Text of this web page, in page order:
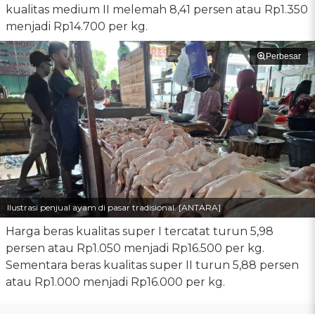
kualitas medium II melemah 8,41 persen atau Rp1.350
menjadi Rp14.700 per kg.
Perbesar
Ilustrasi penjual ayam di pasar tradisional. [ANTARA]
Harga beras kualitas super I tercatat turun 5,98
persen atau Rp1.050 menjadi Rp16.500 per kg.
Sementara beras kualitas super II turun 5,88 persen
atau Rp1.000 menjadi Rp16.000 per kg.